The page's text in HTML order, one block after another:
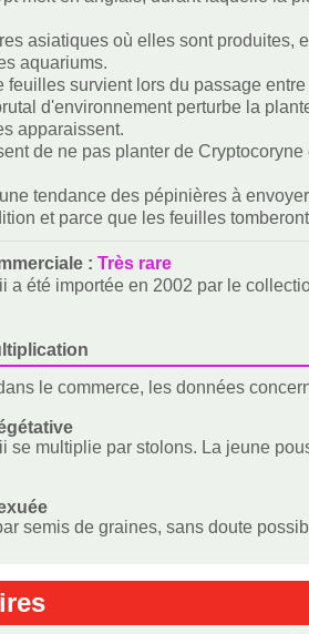
asiatiques où elles sont produites,
aquariums.
feuilles survient lors du passage
d'environnement perturbe la
apparaissent.
de ne pas planter de
une tendance des pépinières à
et parce que les feuilles
: Très rare
a été importée en 2002 par le
le commerce, les données
se multiplie par stolons. La jeune
semis de graines, sans doute